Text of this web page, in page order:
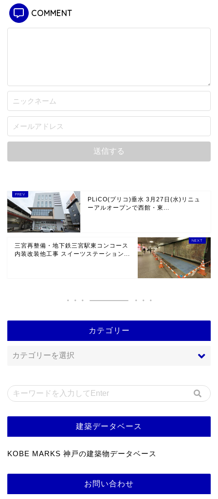
COMMENT
PLiCO(プリコ)垂水 3月27日(水)リニュ
ーアルオープンで西館・東...
三宮再整備・地下鉄三宮駅東コンコース
内装改装他工事 スイーツステーション...
カテゴリー
建築データベース
KOBE MARKS 神戸の建築物データベース
お問い合わせ